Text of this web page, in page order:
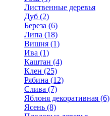
Лиственные деревья
Дуб (2)
Береза (6)
Липа (18)
Вишня (1)
Ива (1)
Каштан (4)
Клен (25)
Рябина (12)
Слива (7)
Яблоня декоративная (6)
Ясень (8)